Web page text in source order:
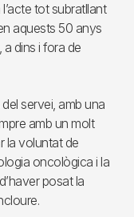
tot subratllant
aquests 50 anys
a dins i fora de
servei, amb una
amb un molt
la voluntat de
oncològica i la
posat la